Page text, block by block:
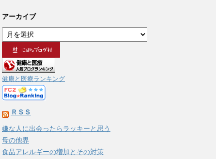
アーカイブ
ー
カ
イ
ブ
健康と医療ランキング
ＲＳＳ
嫌な人に出会ったらラッキーと思う
母の他界
食品アレルギーの増加とその対策